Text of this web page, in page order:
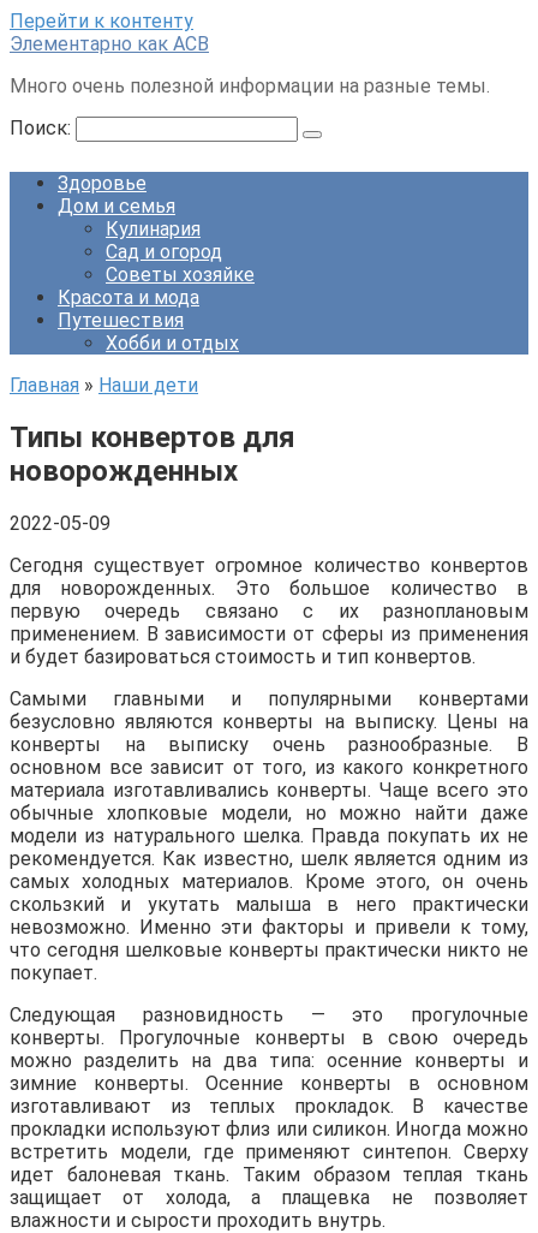
Перейти к контенту
Элементарно как ACB
Много очень полезной информации на разные темы.
Поиск:
Здоровье
Дом и семья
Кулинария
Сад и огород
Советы хозяйке
Красота и мода
Путешествия
Хобби и отдых
Главная » Наши дети
Типы конвертов для
новорожденных
2022-05-09
Сегодня существует огромное количество конвертов
для новорожденных. Это большое количество в
первую очередь связано с их разноплановым
применением. В зависимости от сферы из применения
и будет базироваться стоимость и тип конвертов.
Самыми главными и популярными конвертами
безусловно являются конверты на выписку. Цены на
конверты на выписку очень разнообразные. В
основном все зависит от того, из какого конкретного
материала изготавливались конверты. Чаще всего это
обычные хлопковые модели, но можно найти даже
модели из натурального шелка. Правда покупать их не
рекомендуется. Как известно, шелк является одним из
самых холодных материалов. Кроме этого, он очень
скользкий и укутать малыша в него практически
невозможно. Именно эти факторы и привели к тому,
что сегодня шелковые конверты практически никто не
покупает.
Следующая разновидность — это прогулочные
конверты. Прогулочные конверты в свою очередь
можно разделить на два типа: осенние конверты и
зимние конверты. Осенние конверты в основном
изготавливают из теплых прокладок. В качестве
прокладки используют флиз или силикон. Иногда можно
встретить модели, где применяют синтепон. Сверху
идет балоневая ткань. Таким образом теплая ткань
защищает от холода, а плащевка не позволяет
влажности и сырости проходить внутрь.